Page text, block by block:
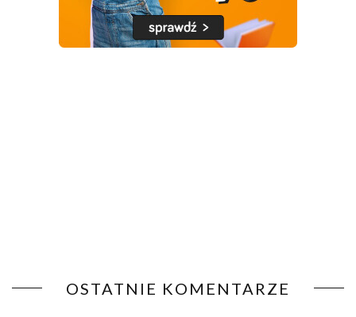
OSTATNIE KOMENTARZE